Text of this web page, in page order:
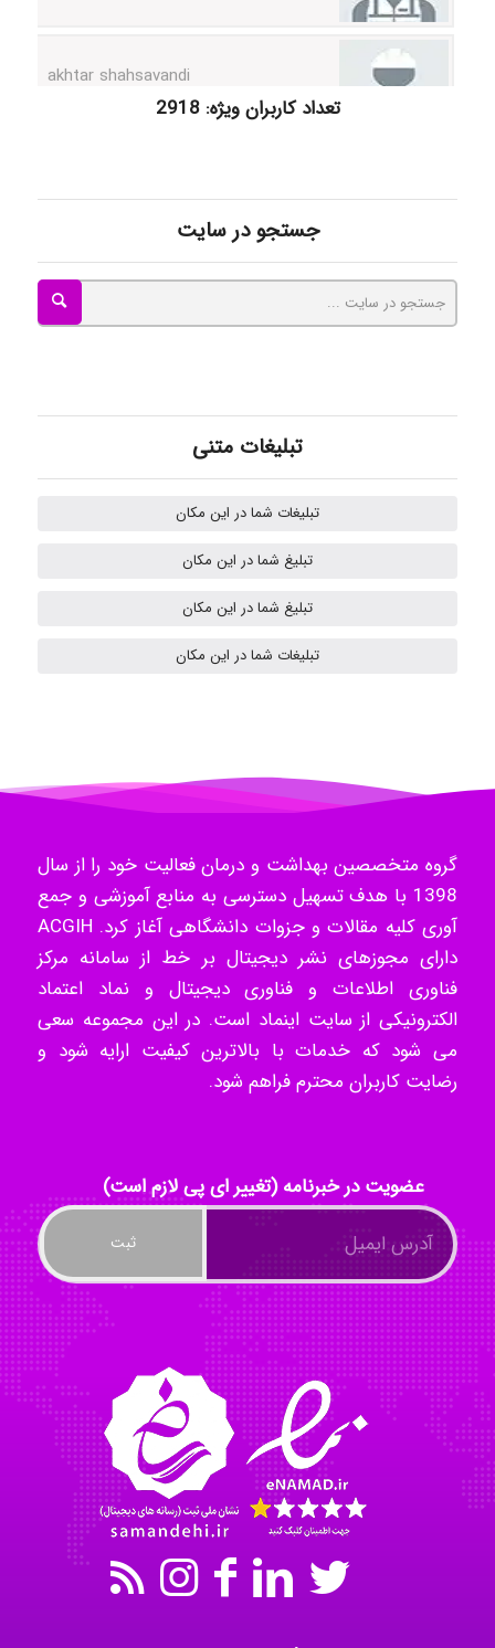
kimiya zirakpoor
Nazaninkarkon
Mohammad
Tavan
akhtar shahsavandi
kimiya zirakpoor
Nazaninkarkon
Omid
Mehrab
تعداد کاربران ویژه: 2918
جستجو در سایت
تبلیغات متنی
تبلیغات شما در این مکان
تبلیغ شما در این مکان
تبلیغ شما در این مکان
تبلیغات شما در این مکان
گروه متخصصین بهداشت و درمان فعالیت خود را از سال
1398 با هدف تسهیل دسترسی به منابع آموزشی و جمع
آوری کلیه مقالات و جزوات دانشگاهی آغاز کرد. ACGIH
دارای مجوزهای نشر دیجیتال بر خط از سامانه مرکز
فناوری اطلاعات و فناوری دیجیتال و نماد اعتماد
الکترونیکی از سایت اینماد است. در این مجموعه سعی
می شود که خدمات با بالاترین کیفیت ارایه شود و
رضایت کاربران محترم فراهم شود.
عضویت در خبرنامه (تغییر ای پی لازم است)